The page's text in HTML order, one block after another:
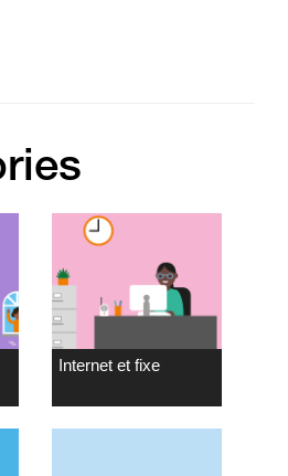
Internet et fixe